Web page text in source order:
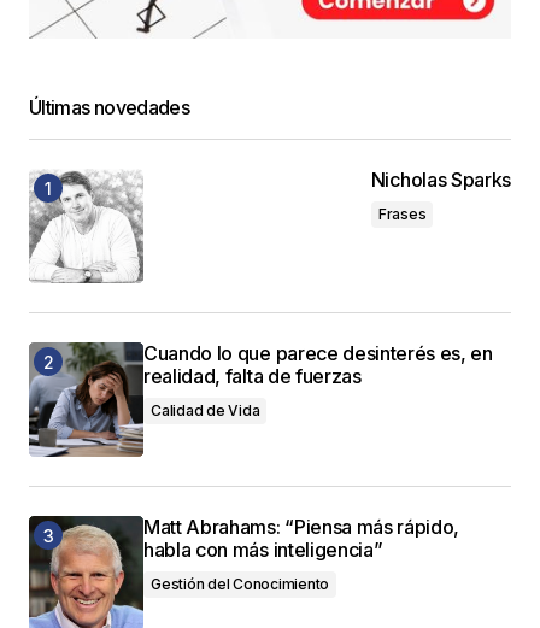
Últimas novedades
Nicholas Sparks
Frases
Cuando lo que parece desinterés es, en
realidad, falta de fuerzas
Calidad de Vida
Matt Abrahams: “Piensa más rápido,
habla con más inteligencia”
Gestión del Conocimiento